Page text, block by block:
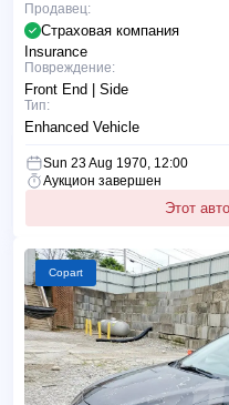
Продавец:
Страховая компания
Insurance
Повреждение:
Front End | Side
Тип:
Enhanced Vehicle
Sun 23 Aug 1970, 12:00
Аукцион завершен
Этот
Copart